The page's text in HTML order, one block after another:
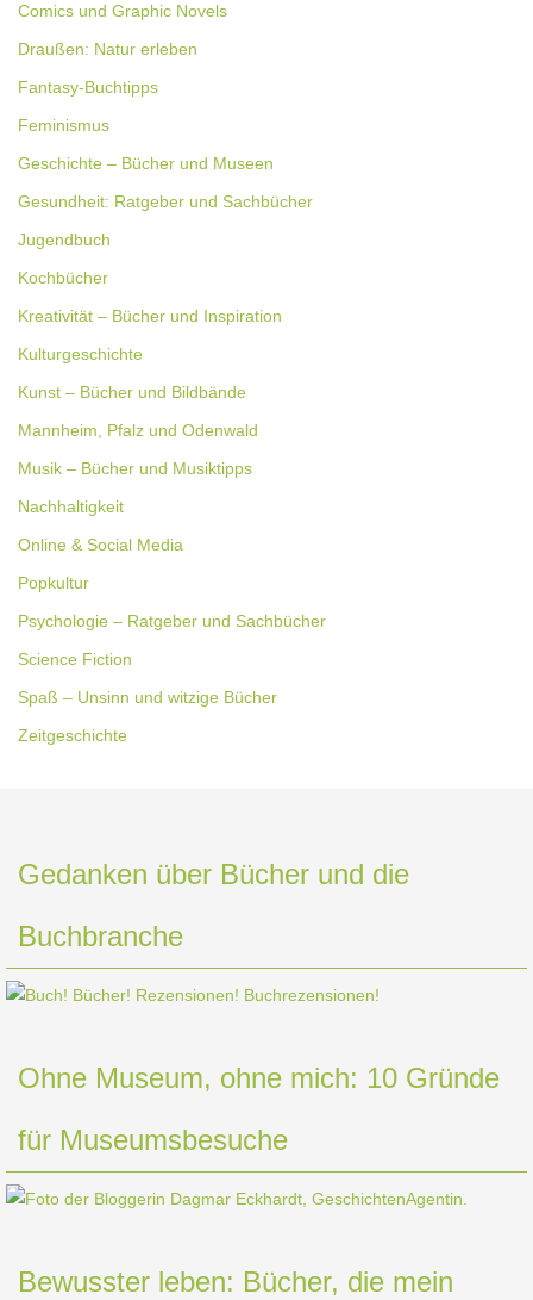
Comics und Graphic Novels
Draußen: Natur erleben
Fantasy-Buchtipps
Feminismus
Geschichte – Bücher und Museen
Gesundheit: Ratgeber und Sachbücher
Jugendbuch
Kochbücher
Kreativität – Bücher und Inspiration
Kulturgeschichte
Kunst – Bücher und Bildbände
Mannheim, Pfalz und Odenwald
Musik – Bücher und Musiktipps
Nachhaltigkeit
Online & Social Media
Popkultur
Psychologie – Ratgeber und Sachbücher
Science Fiction
Spaß – Unsinn und witzige Bücher
Zeitgeschichte
Gedanken über Bücher und die
Buchbranche
Ohne Museum, ohne mich: 10 Gründe
für Museumsbesuche
Bewusster leben: Bücher, die mein